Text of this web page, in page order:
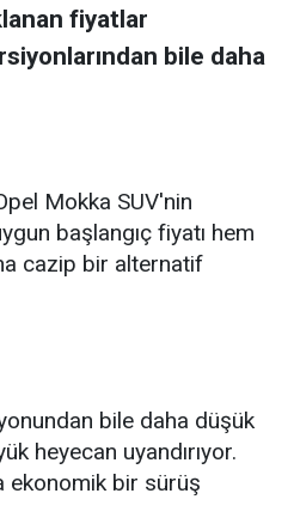
fiyatlar
bile daha
Mokka SUV'nin
başlangıç fiyatı hem
cazip bir alternatif
bile daha düşük
heyecan uyandırıyor.
ekonomik bir sürüş